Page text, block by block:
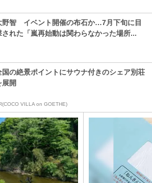
野智 イベント開催の布石か…7月下旬に目
された「嵐再始動は関わらなかった場所...
国の絶景ポイントにサウナ付きのシェア別荘
展開
VILLA on GOETHE)